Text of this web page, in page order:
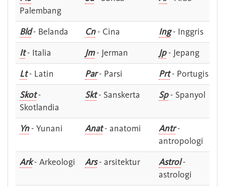
Palembang
Bld- Belanda Cn- Cina Ing- Inggris
It- Italia Jm- Jerman Jp- Jepang
Lt- Latin Par- Parsi Prt- Portugis
Skot-
Skotlandia
Skt- Sanskerta Sp- Spanyol
Yn- Yunani Anat- anatomi Antr-
antropologi
Ark- Arkeologi Ars- arsitektur Astrol-
astrologi